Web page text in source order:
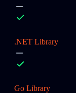
.NET Library
Go Library